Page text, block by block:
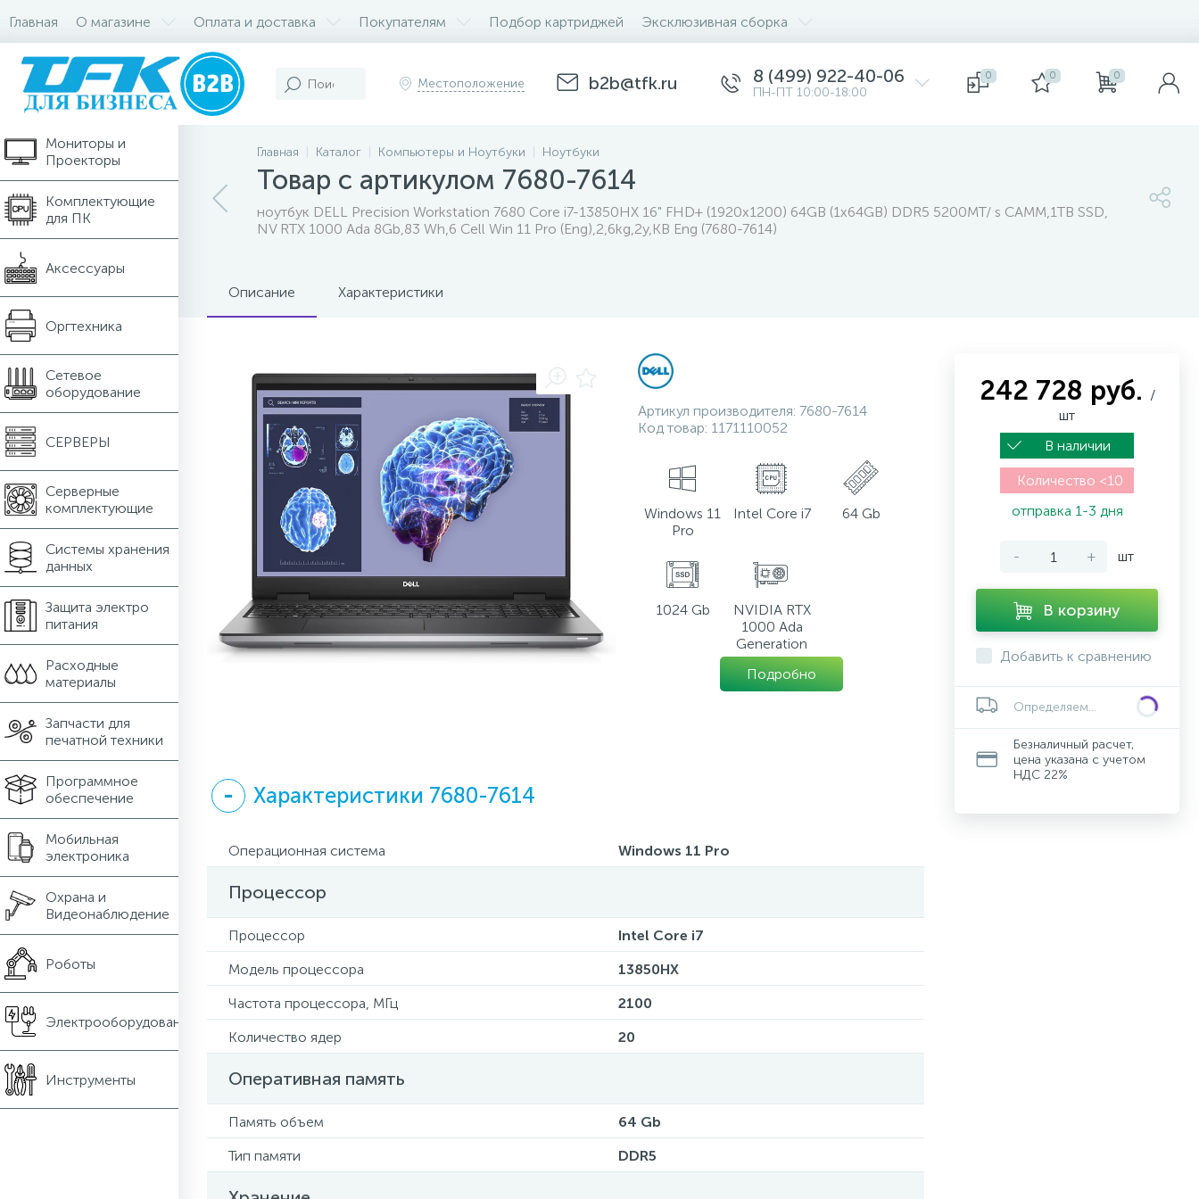
Главная О магазине Оплата и доставка Покупателям Подбор картриджей Эксклюзивная сборка
Местоположение b2b@tfk.ru 8 (499) 922-40-06
ПН-ПТ 10:00-18:00
0 0 0
Компьютеры и
Ноутбуки
Мониторы и
Проекторы
Комплектующие
для ПК
Аксессуары
Оргтехника
Сетевое
оборудование
СЕРВЕРЫ
Серверные
комплектующие
Системы хранения
данных
Защита электро
питания
Расходные
материалы
Запчасти для
печатной техники
Программное
обеспечение
Мобильная
электроника
Охрана и
Видеонаблюдение
Роботы
Электрооборудование
Инструменты
Главная Каталог Компьютеры и Ноутбуки Ноутбуки
Товар с артикулом 7680-7614
ноутбук DELL Precision Workstation 7680 Core i7-13850HX 16" FHD+ (1920x1200) 64GB (1x64GB) DDR5 5200MT/ s CAMM,1TB SSD,
NV RTX 1000 Ada 8Gb,83 Wh,6 Cell Win 11 Pro (Eng),2,6kg,2y,KB Eng (7680-7614)
Описание Характеристики
Артикул производителя: 7680-7614
Код товар: 1171110052
Windows 11
Pro
Intel Core i7 64 Gb
1024 Gb
NVIDIA RTX
1000 Ada
Generation
Подробно
Характеристики 7680-7614
Операционная система Windows 11 Pro
Процессор
Процессор
Intel Core i7
Модель процессора
13850HX
Частота процессора, МГц
2100
Количество ядер
20
Оперативная память
Память объем
64 Gb
Тип памяти
DDR5
242 728 руб. /
шт
В наличии
Количество <10
отправка 1-3 дня
- + шт
В корзину
Добавить к сравнению
Определяем...
Безналичный расчет,
цена указана с учетом
НДС 22%